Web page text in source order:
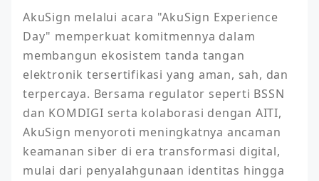
AkuSign melalui acara "AkuSign Experience
Day" memperkuat komitmennya dalam
membangun ekosistem tanda tangan
elektronik tersertifikasi yang aman, sah, dan
terpercaya. Bersama regulator seperti BSSN
dan KOMDIGI serta kolaborasi dengan AITI,
AkuSign menyoroti meningkatnya ancaman
keamanan siber di era transformasi digital,
mulai dari penyalahgunaan identitas hingga